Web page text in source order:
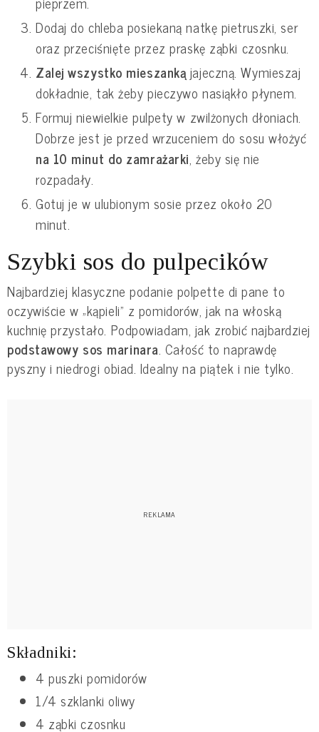
Dodaj do chleba posiekaną natkę pietruszki, ser
oraz przeciśnięte przez praskę ząbki czosnku.
Zalej wszystko mieszankąjajeczną. Wymieszaj
dokładnie, tak żeby pieczywo nasiąkło płynem.
Formuj niewielkie pulpety w zwilżonych dłoniach.
Dobrze jest je przed wrzuceniem do sosu włożyć
na 10 minut do zamrażarki, żeby się nie
rozpadały.
Gotuj je w ulubionym sosie przez około 20
minut.
Szybki sos do pulpecików
Najbardziej klasyczne podanie polpette di pane to
oczywiście w „kąpieli” z pomidorów, jak na włoską
kuchnię przystało. Podpowiadam, jak zrobić najbardziej
podstawowy sos marinara. Całość to naprawdę
pyszny i niedrogi obiad. Idealny na piątek i nie tylko.
Składniki:
4 puszki pomidorów
1/4 szklanki oliwy
4 ząbki czosnku